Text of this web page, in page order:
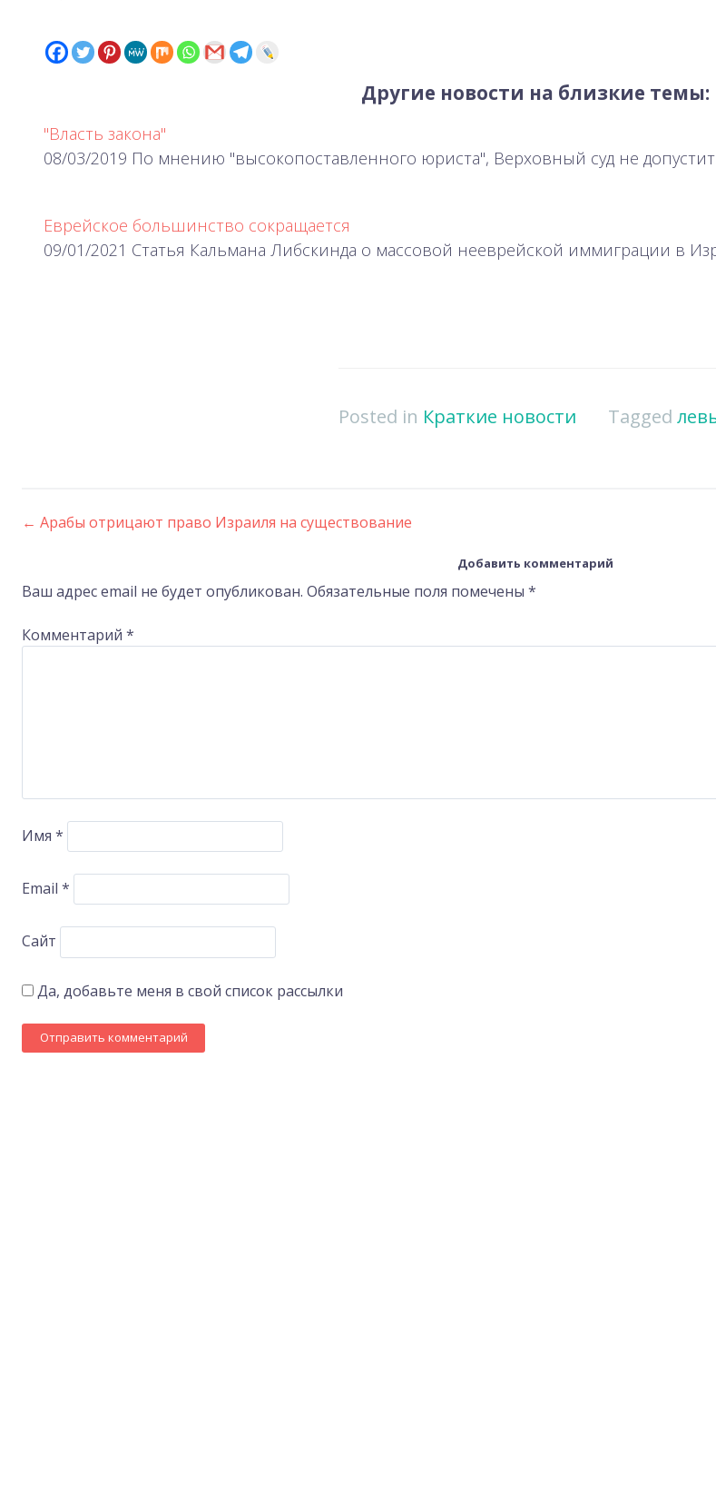
Другие новости на близкие темы:
"Власть закона"
08/03/2019 По мнению "высокопоставленного юриста", Верховный суд не
Еврейское большинство сокращается
09/01/2021 Статья Кальмана Либскинда о массовой нееврейской иммиграции в
Posted in Краткие новости Tagged
Post
navigation
← Арабы отрицают право Израиля на существование
Добавить комментарий
Ваш адрес email не будет опубликован. Обязательные поля помечены *
Комментарий *
Имя *
Email *
Сайт
Да, добавьте меня в свой список рассылки